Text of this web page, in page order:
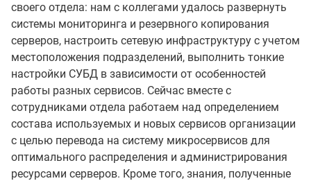
своего отдела: нам с коллегами удалось развернуть
системы мониторинга и резервного копирования
серверов, настроить сетевую инфраструктуру с учетом
местоположения подразделений, выполнить тонкие
настройки СУБД в зависимости от особенностей
работы разных сервисов. Сейчас вместе с
сотрудниками отдела работаем над определением
состава используемых и новых сервисов организации
с целью перевода на систему микросервисов для
оптимального распределения и администрирования
ресурсами серверов. Кроме того, знания, полученные